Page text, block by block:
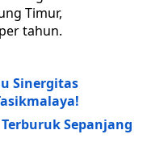
Timur,
tahun.
Sinergitas
Sepanjang